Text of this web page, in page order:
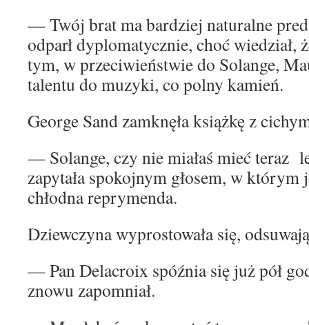
— Twój brat ma bardziej naturalne
odparł dyplomatycznie, choć wiedział,
tym, w przeciwieństwie do Solange,
talentu do muzyki, co polny kamień.
George Sand zamknęła książkę z
— Solange, czy nie miałaś mieć
zapytała spokojnym głosem, w którym
chłodna reprymenda.
Dziewczyna wyprostowała się,
— Pan Delacroix spóźnia się już pół
znowu zapomniał.